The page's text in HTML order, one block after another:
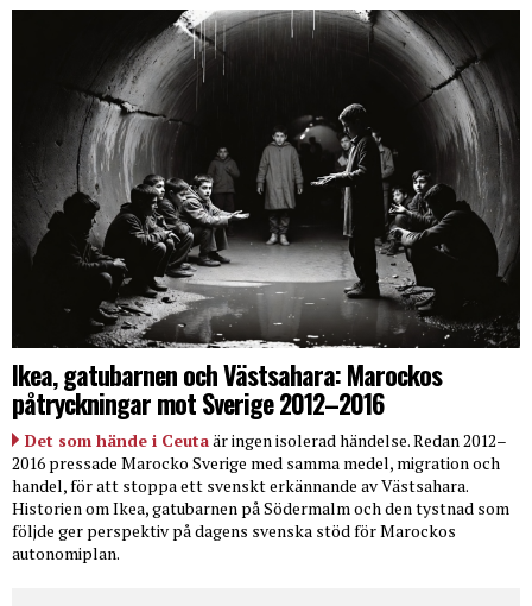
Ikea, gatubarnen och Västsahara: Marockos
påtryckningar mot Sverige 2012–2016
Det som hände i Ceutaär ingen isolerad händelse. Redan 2012–
2016 pressade Marocko Sverige med samma medel, migration och
handel, för att stoppa ett svenskt erkännande av Västsahara.
Historien om Ikea, gatubarnen på Södermalm och den tystnad som
följde ger perspektiv på dagens svenska stöd för Marockos
autonomiplan.